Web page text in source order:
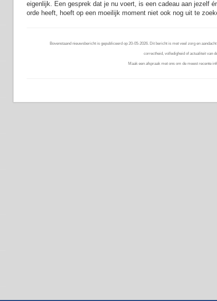
eigenlijk. Een gesprek dat je nu voert, is een cadeau aan jezelf
orde heeft, hoeft op een moeilijk moment niet ook nog uit te
Bovenstaand nieuwsbericht is gepubliceerd op 20-05-2026. Dit bericht is met veel zorg en
correctheid, volledigheid of actualiteit van
Maak een afspraak met ons om de meest recente